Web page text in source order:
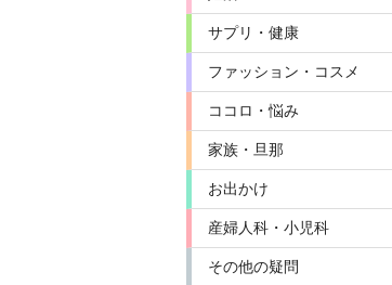
サプリ・健康
ファッション・コスメ
ココロ・悩み
家族・旦那
お出かけ
産婦人科・小児科
その他の疑問